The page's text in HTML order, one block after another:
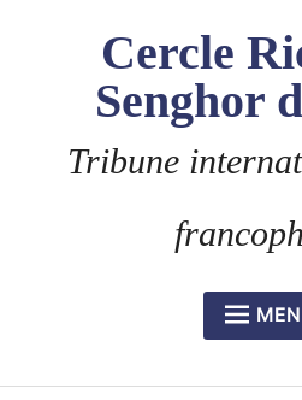
Cercle
Senghor
Tribune